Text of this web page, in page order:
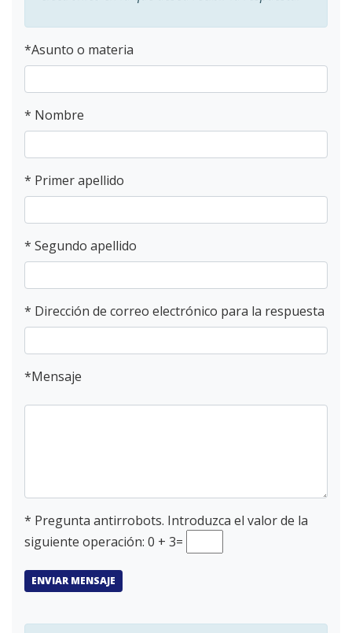
*Asunto o materia
* Nombre
* Primer apellido
* Segundo apellido
* Dirección de correo electrónico para la respuesta
*Mensaje
* Pregunta antirrobots. Introduzca el valor de la
siguiente operación: 0 + 3=
ENVIAR MENSAJE